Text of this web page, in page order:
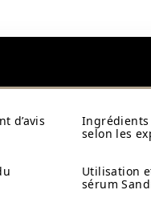
d’avis
Ingrédients
selon les
Utilisation
sérum